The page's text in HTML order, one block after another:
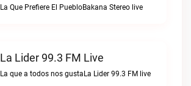
La Que Prefiere El PuebloBakana Stereo live
La Lider 99.3 FM Live
La que a todos nos gustaLa Lider 99.3 FM live